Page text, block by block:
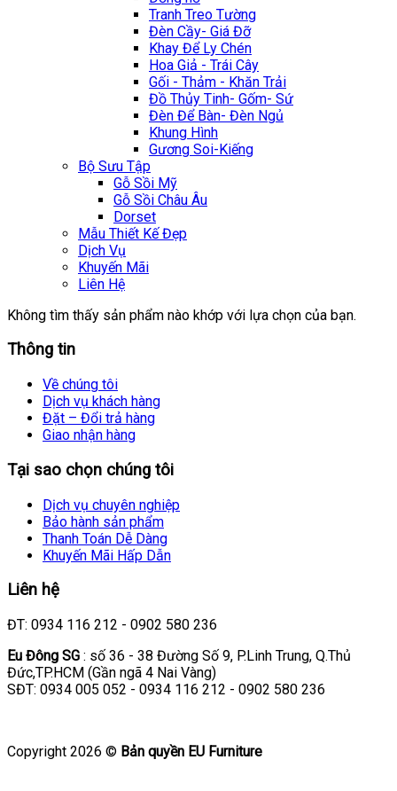
Tranh Treo Tường
Đèn Cầy- Giá Đỡ
Khay Để Ly Chén
Hoa Giả - Trái Cây
Gối - Thảm - Khăn Trải
Đồ Thủy Tinh- Gốm- Sứ
Đèn Để Bàn- Đèn Ngủ
Khung Hình
Gương Soi-Kiếng
Bộ Sưu Tập
Gỗ Sồi Mỹ
Gỗ Sồi Châu Âu
Dorset
Mẫu Thiết Kế Đẹp
Dịch Vụ
Khuyến Mãi
Liên Hệ
Không tìm thấy sản phẩm nào khớp với lựa chọn của bạn.
Thông tin
Về chúng tôi
Dịch vụ khách hàng
Đặt – Đổi trả hàng
Giao nhận hàng
Tại sao chọn chúng tôi
Dịch vụ chuyên nghiệp
Bảo hành sản phẩm
Thanh Toán Dễ Dàng
Khuyến Mãi Hấp Dẫn
Liên hệ
ĐT: 0934 116 212 - 0902 580 236
Eu Đông SG : số 36 - 38 Đường Số 9, P.Linh Trung, Q.Thủ
Đức,TP.HCM (Gần ngã 4 Nai Vàng)
SĐT: 0934 005 052 - 0934 116 212 - 0902 580 236
Copyright 2026 © Bản quyền EU Furniture